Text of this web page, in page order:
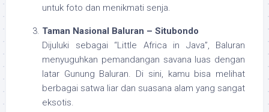
untuk foto dan menikmati senja.
Taman Nasional Baluran – Situbondo
Dijuluki sebagai “Little Africa in Java”, Baluran
menyuguhkan pemandangan savana luas dengan
latar Gunung Baluran. Di sini, kamu bisa melihat
berbagai satwa liar dan suasana alam yang sangat
eksotis.